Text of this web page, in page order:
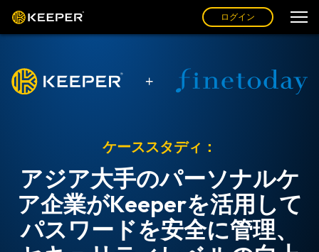
ログイン
ケーススタディ：
アジア大手のパーソナルケ
ア企業がKeeperを活用して
パスワードを安全に管理、